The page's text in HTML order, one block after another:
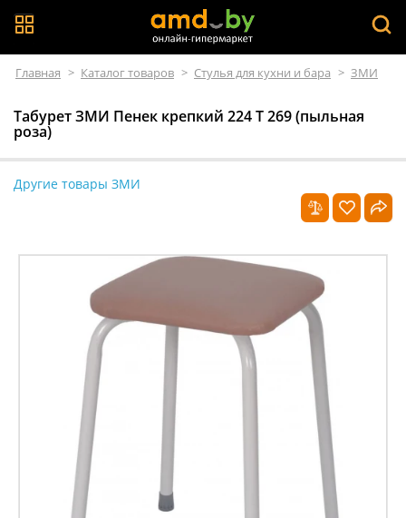
Главная > Каталог товаров > Стулья для кухни и бара > ЗМИ
Табурет ЗМИ Пенек крепкий 224 Т 269 (пыльная
роза)
Другие товары ЗМИ